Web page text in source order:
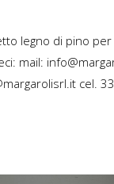
legno di pino per
mail:
cel.